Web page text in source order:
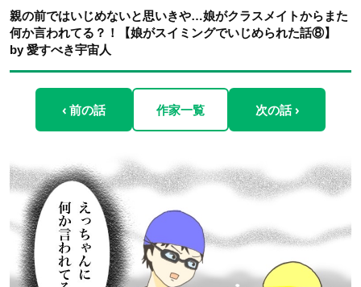
親の前ではいじめないと思いきや…娘がクラスメイトからまた
何か言われてる？！【娘がスイミングでいじめられた話⑧】
by 愛すべき宇宙人
‹ 前の話 作家一覧 次の話 ›